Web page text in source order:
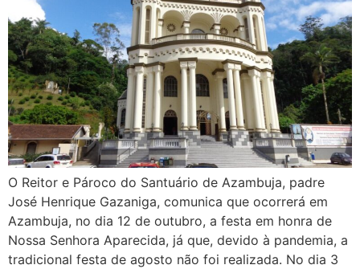
O Reitor e Pároco do Santuário de Azambuja, padre
José Henrique Gazaniga, comunica que ocorrerá em
Azambuja, no dia 12 de outubro, a festa em honra de
Nossa Senhora Aparecida, já que, devido à pandemia, a
tradicional festa de agosto não foi realizada. No dia 3